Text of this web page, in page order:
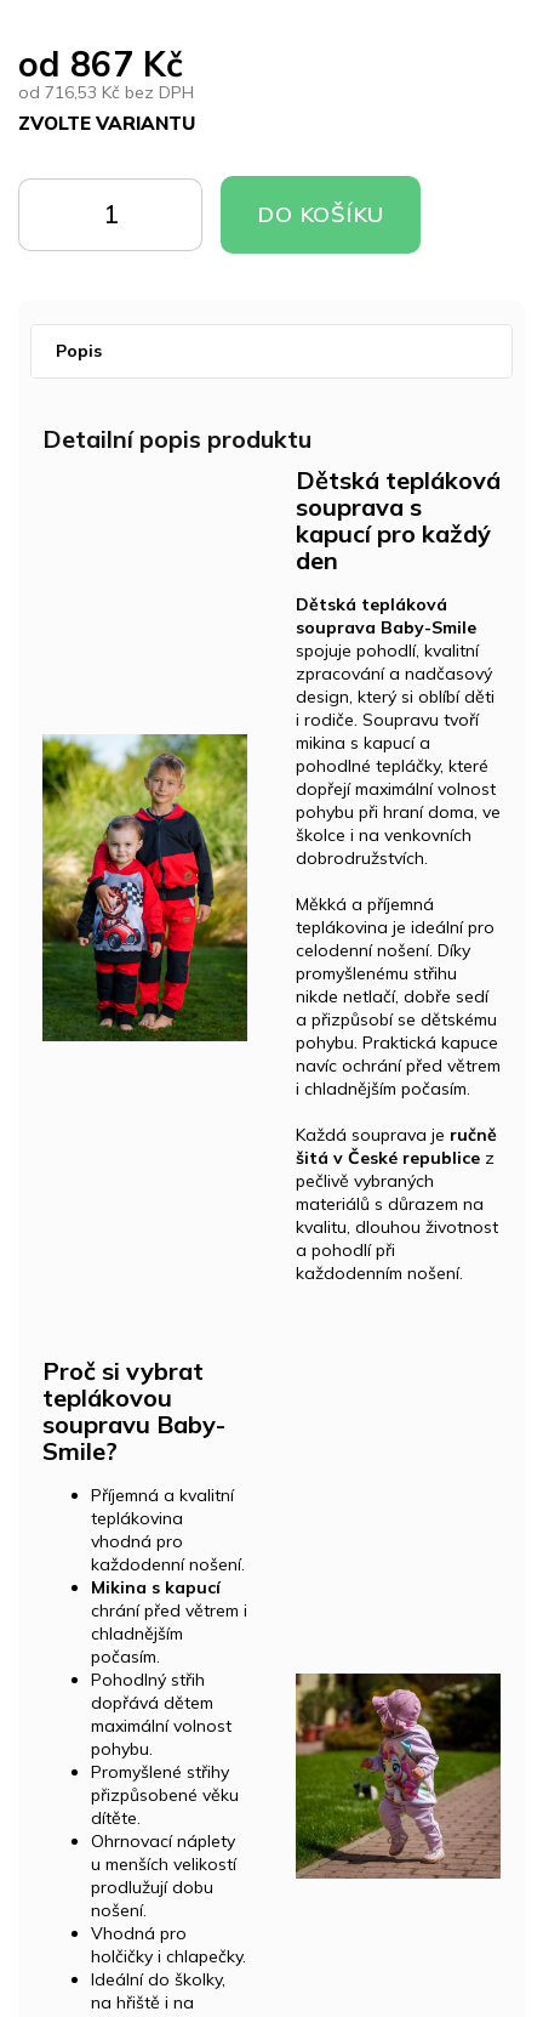
od 867 Kč
od 716,53 Kč bez DPH
ZVOLTE VARIANTU
cena:
KOŠÍKU
KOŠÍKU
DO KOŠÍKU
Popis
Detailní popis produktu
Dětská tepláková
souprava s
kapucí pro každý
den
Dětská tepláková
souprava Baby-Smile
spojuje pohodlí, kvalitní
zpracování a nadčasový
design, který si oblíbí děti
i rodiče. Soupravu tvoří
mikina s kapucí a
pohodlné tepláčky, které
dopřejí maximální volnost
pohybu při hraní doma, ve
školce i na venkovních
dobrodružstvích.
Měkká a příjemná
teplákovina je ideální pro
celodenní nošení. Díky
promyšlenému střihu
nikde netlačí, dobře sedí
a přizpůsobí se dětskému
pohybu. Praktická kapuce
navíc ochrání před větrem
i chladnějším počasím.
Každá souprava je ručně
šitá v České republice z
pečlivě vybraných
materiálů s důrazem na
kvalitu, dlouhou životnost
a pohodlí při
každodenním nošení.
Proč si vybrat
teplákovou
soupravu Baby-
Smile?
Příjemná a kvalitní
teplákovina
vhodná pro
každodenní nošení.
Mikina s kapucí
chrání před větrem i
chladnějším
počasím.
Pohodlný střih
dopřává dětem
maximální volnost
pohybu.
Promyšlené střihy
přizpůsobené věku
dítěte.
Ohrnovací náplety
u menších velikostí
prodlužují dobu
nošení.
Vhodná pro
holčičky i chlapečky.
Ideální do školky,
na hřiště i na